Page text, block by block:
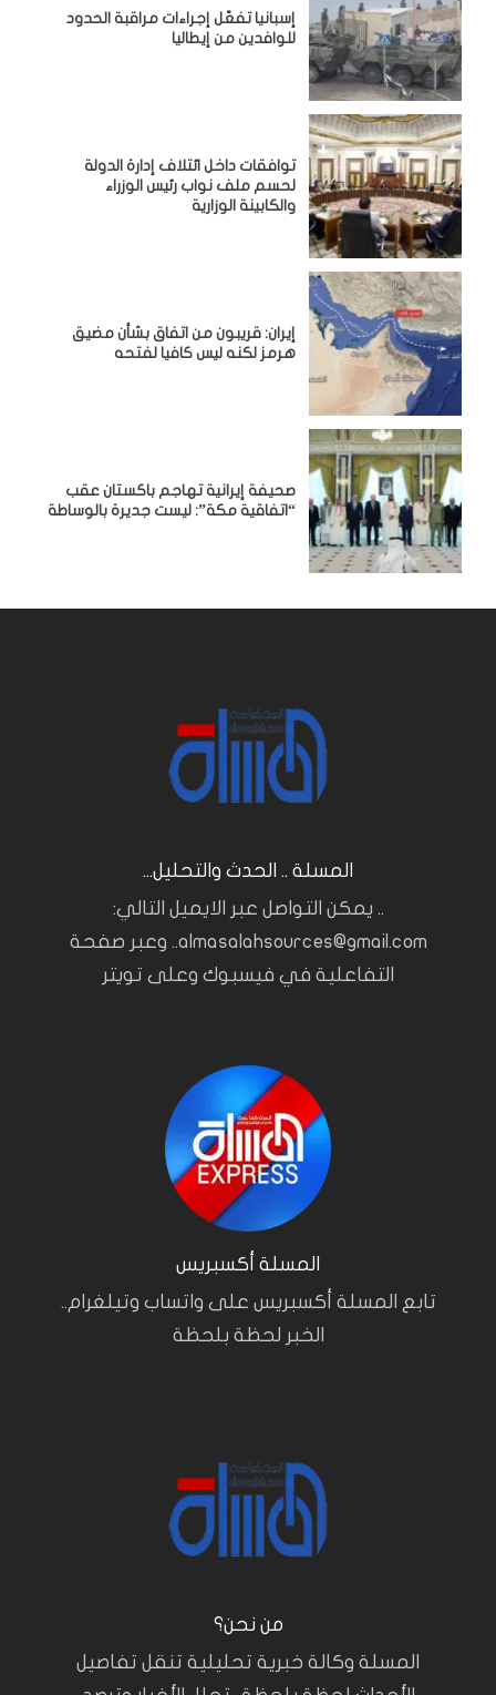
إسبانيا تفعّل إجراءات مراقبة الحدود
للوافدين من إيطاليا
توافقات داخل ائتلاف إدارة الدولة
لحسم ملف نواب رئيس الوزراء
والكابينة الوزارية
إيران: قريبون من اتفاق بشأن مضيق
هرمز لكنه ليس كافيا لفتحه
صحيفة إيرانية تهاجم باكستان عقب
“اتفاقية مكة”: ليست جديرة بالوساطة
المسلة .. الحدث والتحليل...
.. يمكن التواصل عبر الايميل التالي:
almasalahsources@gmail.com.. وعبر صفحة
التفاعلية في فيسبوك وعلى تويتر
المسلة أكسبريس
تابع المسلة أكسبريس على واتساب وتيلغرام..
الخبر لحظة بلحظة
من نحن؟
المسلة وكالة خبرية تحليلية تنقل تفاصيل